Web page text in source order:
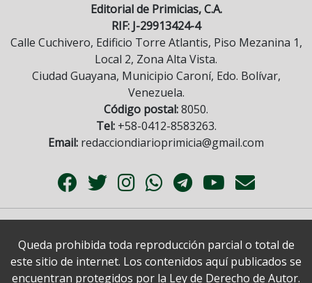
Editorial de Primicias, C.A.
RIF: J-29913424-4
Calle Cuchivero, Edificio Torre Atlantis, Piso Mezanina 1,
Local 2, Zona Alta Vista.
Ciudad Guayana, Municipio Caroní, Edo. Bolívar,
Venezuela.
Código postal:8050.
Tel:+58-0412-8583263.
Email: redacciondiarioprimicia@gmail.com
Queda prohibida toda reproducción parcial o total de
este sitio de internet. Los contenidos aquí publicados se
encuentran protegidos por la Ley de Derecho de Autor.